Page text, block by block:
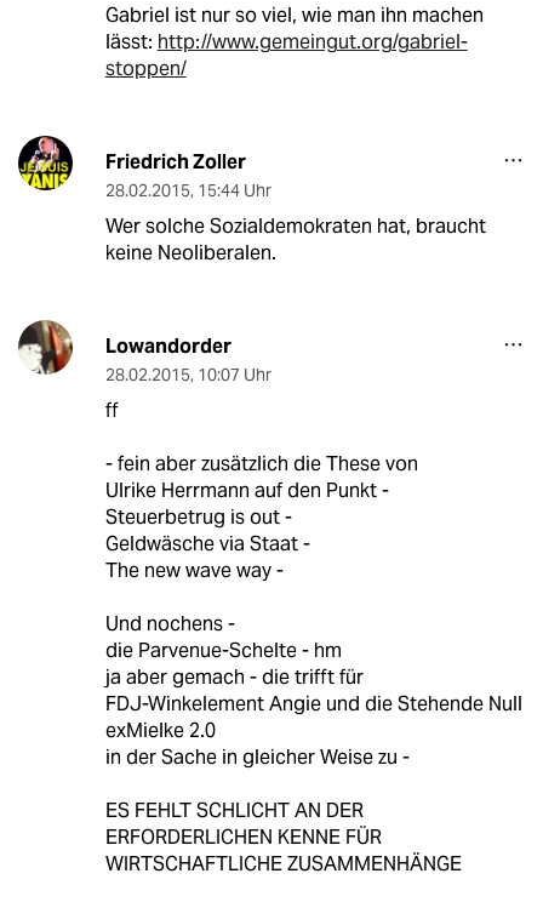
Gabriel ist nur so viel, wie man ihn machen
lässt: http://www.gemeingut.org/gabriel-
stoppen/
Friedrich Zoller
28.02.2015, 15:44 Uhr
Wer solche Sozialdemokraten hat, braucht
keine Neoliberalen.
Lowandorder
28.02.2015, 10:07 Uhr
ff
- fein aber zusätzlich die These von
Ulrike Herrmann auf den Punkt -
Steuerbetrug is out -
Geldwäsche via Staat -
The new wave way -
Und nochens -
die Parvenue-Schelte - hm
ja aber gemach - die trifft für
FDJ-Winkelement Angie und die Stehende Null
exMielke 2.0
in der Sache in gleicher Weise zu -
ES FEHLT SCHLICHT AN DER
ERFORDERLICHEN KENNE FÜR
WIRTSCHAFTLICHE ZUSAMMENHÄNGE